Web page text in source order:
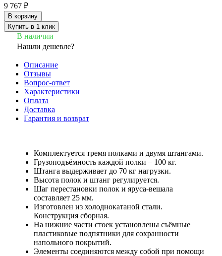
9 767 ₽
В корзину
Купить в 1 клик
В наличии
Нашли дешевле?
Описание
Отзывы
Вопрос-ответ
Характеристики
Оплата
Доставка
Гарантия и возврат
Комплектуется тремя полками и двумя штангами.
Грузоподъёмность каждой полки – 100 кг.
Штанга выдерживает до 70 кг нагрузки.
Высота полок и штанг регулируется.
Шаг перестановки полок и яруса-вешала
составляет 25 мм.
Изготовлен из холоднокатаной стали.
Конструкция сборная.
На нижние части стоек установлены съёмные
пластиковые подпятники для сохранности
напольного покрытий.
Элементы соединяются между собой при помощи